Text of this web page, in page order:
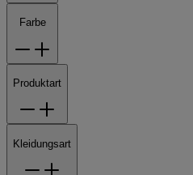
Farbe
Produktart
Kleidungsart